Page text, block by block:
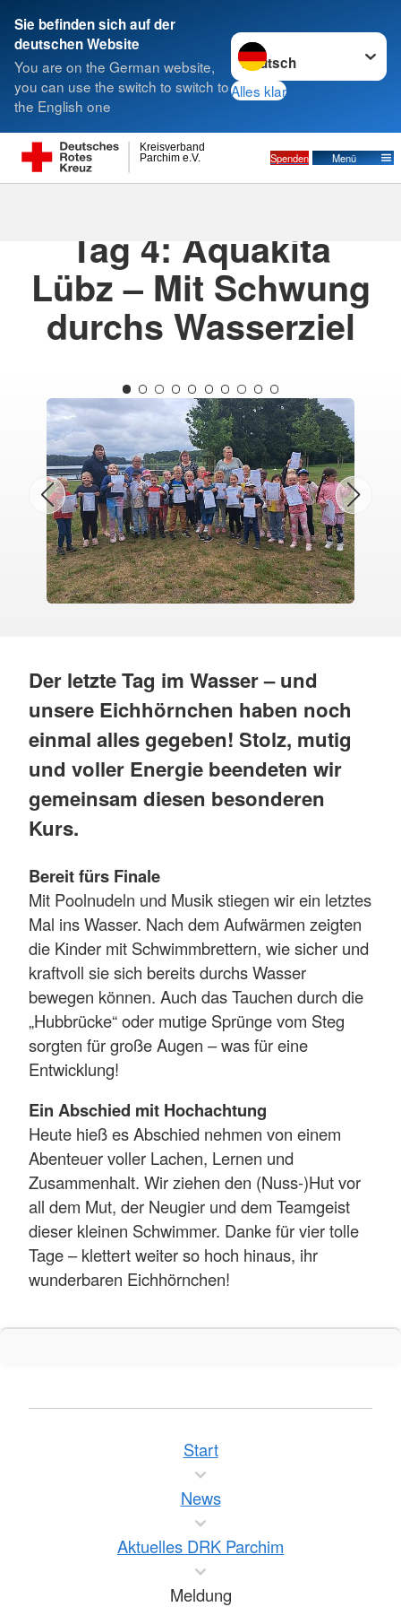
Sie befinden sich auf der
deutschen Website
You are on the German website,
you can use the switch to switch to
the English one
Sprache wechseln zu
Alles klar
Parchim e.V.
Kreisverband
Spenden Menü
Suche
Tag 4: Aquakita
Lübz – Mit Schwung
durchs Wasserziel
Der letzte Tag im Wasser – und
unsere Eichhörnchen haben noch
einmal alles gegeben! Stolz, mutig
und voller Energie beendeten wir
gemeinsam diesen besonderen
Kurs.
Bereit fürs Finale
Mit Poolnudeln und Musik stiegen wir ein letztes
Mal ins Wasser. Nach dem Aufwärmen zeigten
die Kinder mit Schwimmbrettern, wie sicher und
kraftvoll sie sich bereits durchs Wasser
bewegen können. Auch das Tauchen durch die
„Hubbrücke“ oder mutige Sprünge vom Steg
sorgten für große Augen – was für eine
Entwicklung!
Ein Abschied mit Hochachtung
Heute hieß es Abschied nehmen von einem
Abenteuer voller Lachen, Lernen und
Zusammenhalt. Wir ziehen den (Nuss-)Hut vor
all dem Mut, der Neugier und dem Teamgeist
dieser kleinen Schwimmer. Danke für vier tolle
Tage – klettert weiter so hoch hinaus, ihr
wunderbaren Eichhörnchen!
Start
News
Aktuelles DRK Parchim
Meldung